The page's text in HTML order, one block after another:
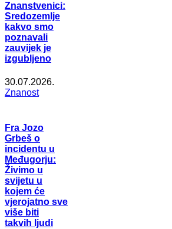
Znanstvenici:
Sredozemlje
kakvo smo
poznavali
zauvijek je
izgubljeno
30.07.2026.
Znanost
Fra Jozo
Grbeš o
incidentu u
Međugorju:
Živimo u
svijetu u
kojem će
vjerojatno sve
više biti
takvih ljudi